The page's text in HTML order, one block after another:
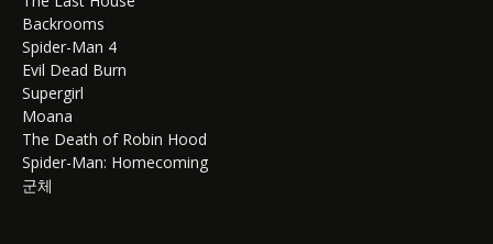
Backrooms
Spider-Man 4
Evil Dead Burn
Supergirl
Moana
The Death of Robin Hood
Spider-Man: Homecoming
군체